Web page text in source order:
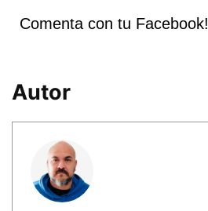
Comenta con tu Facebook!
Autor